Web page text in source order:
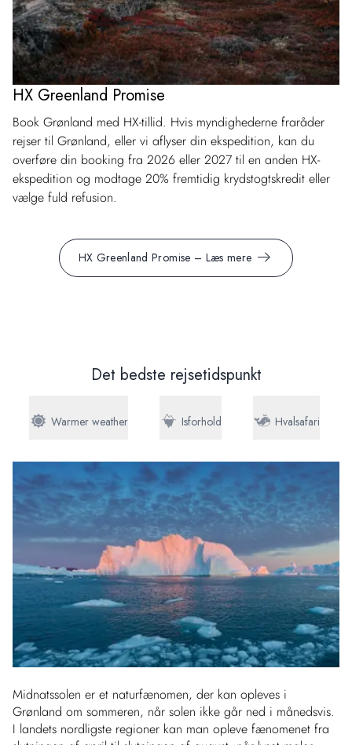
HX Greenland Promise
Book Grønland med HX-tillid. Hvis myndighederne fraråder
rejser til Grønland, eller vi aflyser din ekspedition, kan du
overføre din booking fra 2026 eller 2027 til en anden HX-
ekspedition og modtage 20% fremtidig krydstogtskredit eller
vælge fuld refusion.
HX Greenland Promise – Læs mere
Det bedste rejsetidspunkt
Warmer weather Isforhold Hvalsafari
Midnatssolen er et naturfænomen, der kan opleves i
Grønland om sommeren, når solen ikke går ned i månedsvis.
I landets nordligste regioner kan man opleve fænomenet fra